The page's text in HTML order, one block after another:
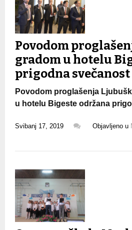
Povodom
gradom u hotelu
prigodna svečanost
Povodom proglašenja
u hotelu Bigeste održana
Svibanj 17, 2019 Objavljeno u